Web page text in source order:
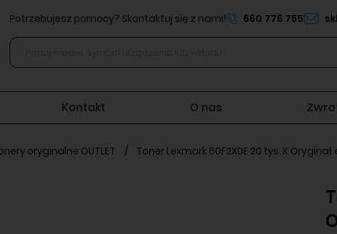
Potrzebujesz pomocy? Skontaktuj się z nami! 660 776 755
Kontakt O nas
oryginalne OUTLET / Toner Lexmark 60F2X0E 20 tys. K Oryginał